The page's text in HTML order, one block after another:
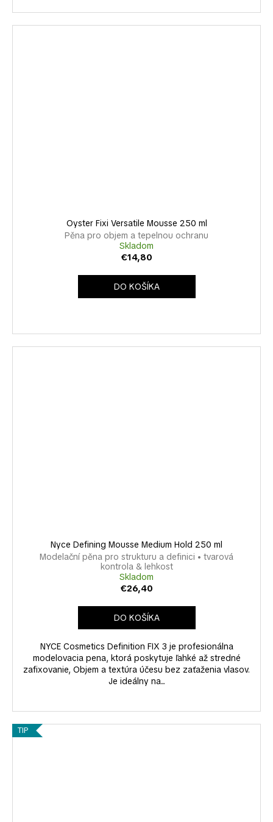
Oyster Fixi Versatile Mousse 250 ml
Pěna pro objem a tepelnou ochranu
Skladom
€14,80
DO KOŠÍKA
Nyce Defining Mousse Medium Hold 250 ml
Modelační pěna pro strukturu a definici • tvarová
kontrola & lehkost
Skladom
€26,40
DO KOŠÍKA
NYCE Cosmetics Definition FIX 3 je profesionálna
modelovacia pena, ktorá poskytuje ľahké až stredné
zafixovanie, Objem a textúra účesu bez zaťaženia vlasov.
Je ideálny na...
TIP